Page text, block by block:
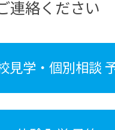
連絡ください
見学・個別相談